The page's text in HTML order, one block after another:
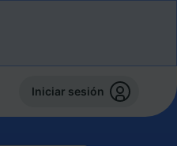
Iniciar sesión